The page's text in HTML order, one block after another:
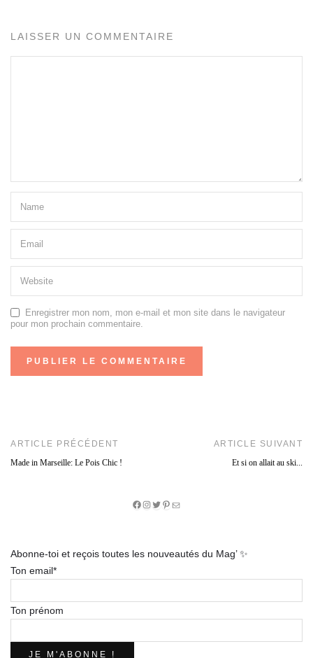
LAISSER UN COMMENTAIRE
Enregistrer mon nom, mon e-mail et mon site dans le navigateur
pour mon prochain commentaire.
ARTICLE PRÉCÉDENT
Made in Marseille: Le Pois Chic !
ARTICLE SUIVANT
Et si on allait au ski...
Facebook
Instagram
Twitter
Pinterest
E-
Abonne-toi et reçois toutes les nouveautés du Mag’ ✨
Ton email*
Ton prénom